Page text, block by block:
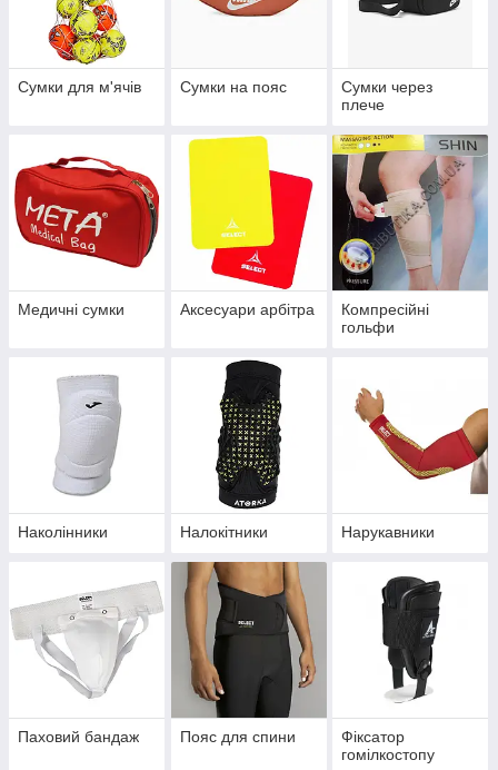
Сумки для м'ячів Сумки на пояс
Сумки через
плече
Медичні сумки Аксесуари арбітра
Компресійні
гольфи
Наколінники Налокітники Нарукавники
Паховий бандаж Пояс для спини
Фіксатор
гомілкостопу